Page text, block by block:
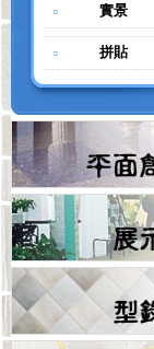
實景
拼貼